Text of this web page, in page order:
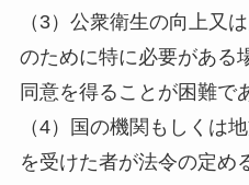
（3）公衆衛生の向上又
のために特に必要がある
同意を得ることが困難で
（4）国の機関もしくは
を受けた者が法令の定め